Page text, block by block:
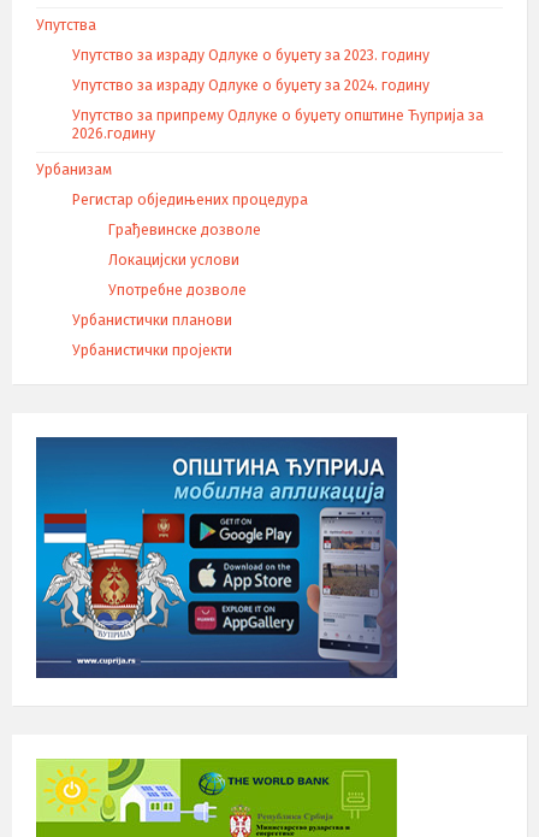
Упутства
Упутство за израду Одлуке о буџету за 2023. годину
Упутство за израду Одлуке о буџету за 2024. годину
Упутство за припрему Одлуке о буџету општине Ћуприја за
2026.годину
Урбанизам
Регистар обједињених процедура
Грађевинске дозволе
Локацијски услови
Употребне дозволе
Урбанистички планови
Урбанистички пројекти